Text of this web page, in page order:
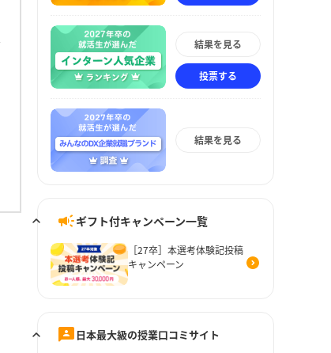
結果を見る
投票する
結果を見る
ギフト付キャンペーン一覧
［27卒］本選考体験記投稿
キャンペーン
日本最大級の授業口コミサイト